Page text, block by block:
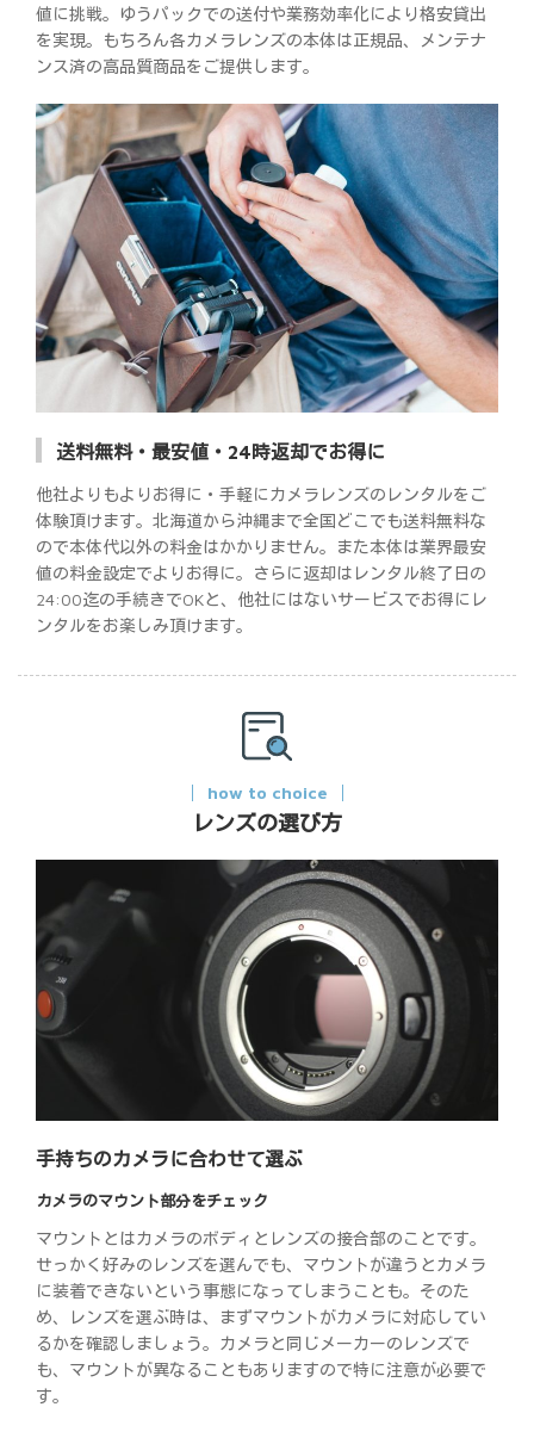
値に挑戦。ゆうパックでの送付や業務効率化により格安貸出
を実現。もちろん各カメラレンズの本体は正規品、メンテナ
ンス済の高品質商品をご提供します。
送料無料・最安値・24時返却でお得に
他社よりもよりお得に・手軽にカメラレンズのレンタルをご
体験頂けます。北海道から沖縄まで全国どこでも送料無料な
ので本体代以外の料金はかかりません。また本体は業界最安
値の料金設定でよりお得に。さらに返却はレンタル終了日の
24:00迄の手続きでOKと、他社にはないサービスでお得にレ
ンタルをお楽しみ頂けます。
how to choice
レンズの選び方
手持ちのカメラに合わせて選ぶ
カメラのマウント部分をチェック
マウントとはカメラのボディとレンズの接合部のことです。
せっかく好みのレンズを選んでも、マウントが違うとカメラ
に装着できないという事態になってしまうことも。そのた
め、レンズを選ぶ時は、まずマウントがカメラに対応してい
るかを確認しましょう。カメラと同じメーカーのレンズで
も、マウントが異なることもありますので特に注意が必要で
す。